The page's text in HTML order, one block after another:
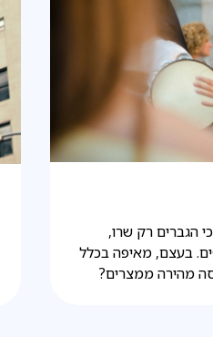
הגברים רק שרו,
בעצם, מאיפה בכלל
מהירה ממצרים?